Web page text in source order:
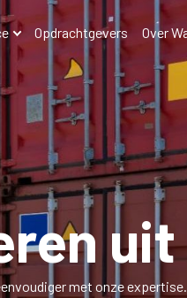
Opdrachtgevers Over
met onze